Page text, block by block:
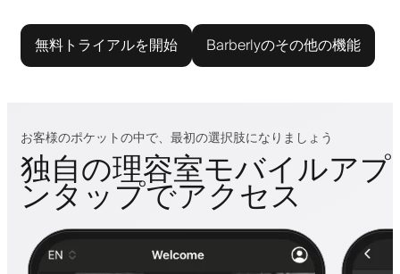
無料トライアルを開始 Barberlyのその他の機能
お客様のポケットの中で、最初の選択肢になりましょう
独自の理容室モバイルア
ンタップでアクセス